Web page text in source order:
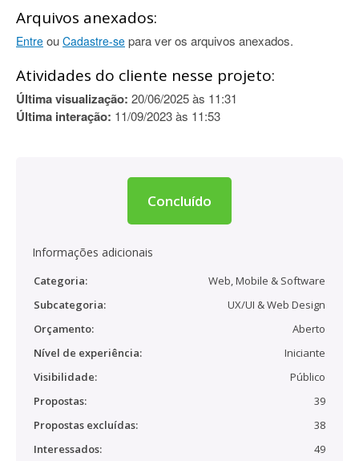
Arquivos anexados:
Entre ou Cadastre-se para ver os arquivos anexados.
Atividades do cliente nesse projeto:
Última visualização: 20/06/2025 às 11:31
Última interação: 11/09/2023 às 11:53
Concluído
Informações adicionais
Categoria:
Web, Mobile & Software
Subcategoria:
UX/UI & Web Design
Orçamento:
Aberto
Nível de experiência:
Iniciante
Visibilidade:
Público
Propostas:
39
Propostas excluídas:
38
Interessados:
49